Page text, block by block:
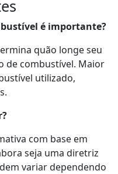
é importante?
quão longe seu
de combustível. Maior
utilizado,
com base em
seja uma diretriz
variar dependendo